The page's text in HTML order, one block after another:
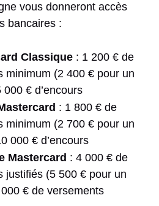
vous donneront accès
bancaires :
Classique : 1 200 € de
minimum (2 400 € pour un
€ d’encours
: 1 800 € de
minimum (2 700 € pour un
000 € d’encours
Mastercard : 4 000 € de
justifiés (5 500 € pour un
€ de versements